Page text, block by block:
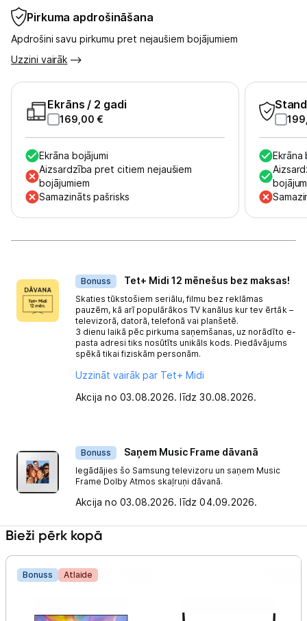
Pirkuma apdrošināšana
Apdrošini savu pirkumu pret nejaušiem bojājumiem
Uzzini vairāk
Ekrāns / 2 gadi
169,00 €
Ekrāna bojājumi
Aizsardzība pret citiem nejaušiem
bojājumiem
Samazināts pašrisks
Ekrāna
Bonuss Tet+ Midi 12 mēnešus bez maksas!
Skaties tūkstošiem seriālu, filmu bez reklāmas
pauzēm, kā arī populārākos TV kanālus kur tev ērtāk –
televizorā, datorā, telefonā vai planšetē.
3 dienu laikā pēc pirkuma saņemšanas, uz norādīto e-
pasta adresi tiks nosūtīts unikāls kods. Piedāvājums
spēkā tikai fiziskām personām.
Uzzināt vairāk par Tet+ Midi
Akcija no 03.08.2026. līdz 30.08.2026.
Bonuss Saņem Music Frame dāvanā
Iegādājies šo Samsung televizoru un saņem Music
Frame Dolby Atmos skaļruņi dāvanā.
Akcija no 03.08.2026. līdz 04.09.2026.
Bieži pērk kopā
Bonuss Atlaide